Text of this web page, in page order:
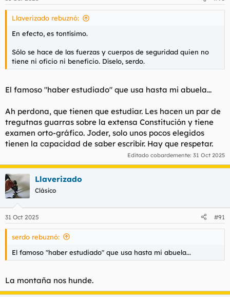
e
s
Llaverizado rebuznó:
En efecto, es tontísimo.
Sólo se hace de las fuerzas y cuerpos de seguridad quien no
tiene ni oficio ni beneficio. Díselo, serdo.
El famoso "haber estudiado" que usa hasta mi abuela...
Ah perdona, que tienen que estudiar. Les hacen un par de
tregutnas guarras sobre la extensa Constitución y tiene
examen orto-gráfico. Joder, solo unos pocos elegidos
tienen la capacidad de saber escribir. Hay que respetar.
Editado cobardemente: 31 Oct 2025
Llaverizado
Clásico
31 Oct 2025 #91
serdo rebuznó:
El famoso "haber estudiado" que usa hasta mi abuela...
La montaña nos hunde.